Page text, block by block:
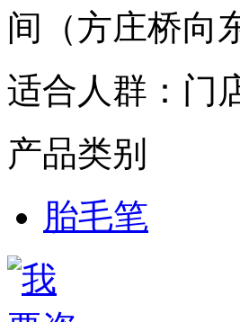
间（方庄桥向
适合人群： 门
产品类别
胎毛笔